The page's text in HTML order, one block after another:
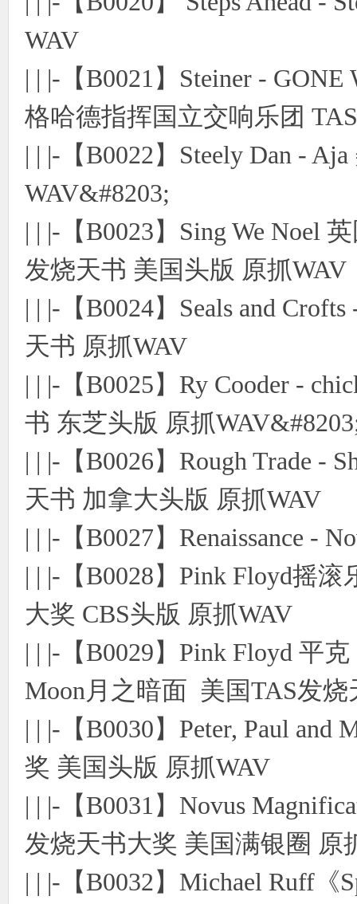
WAV
| | |-【B0021】Steiner -
格哈德指挥国立交响乐团
| | |-【B0022】Steely Dan -
WAV&#8203;
| | |-【B0023】Sing We Noel
发烧天书 美国头版 原抓WAV
| | |-【B0024】Seals and
天书 原抓WAV
| | |-【B0025】Ry Cooder -
书 东芝头版 原抓
| | |-【B0026】Rough Trade -
天书 加拿大头版 原抓WAV
| | |-【B0027】Renaissance -
| | |-【B0028】Pink Floyd摇
大奖 CBS头版 原抓WAV
| | |-【B0029】Pink Floyd 平
Moon月之暗面 美国TAS发
| | |-【B0030】Peter, Paul
奖 美国头版 原抓WAV
| | |-【B0031】Novus
发烧天书大奖 美国满银圈 原
| | |-【B0032】Michael Ruff《